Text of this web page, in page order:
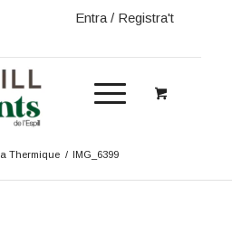
Entra / Registra't
Thermique / IMG_6399